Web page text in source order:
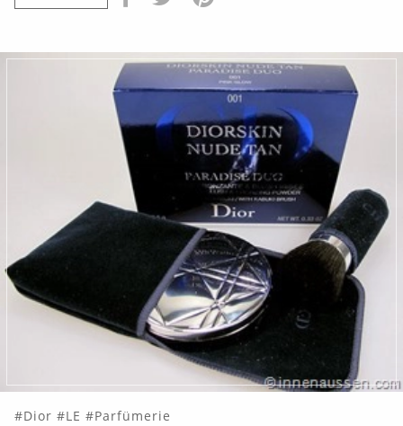
Dior LE Parfümerie